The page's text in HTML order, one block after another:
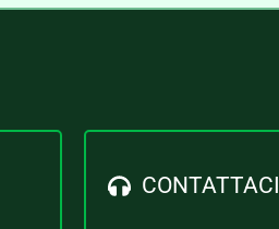
CONTATTACI